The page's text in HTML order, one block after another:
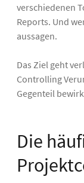
verschiedenen
Reports. Und
aussagen.
Das Ziel geht
Controlling
Gegenteil
Die